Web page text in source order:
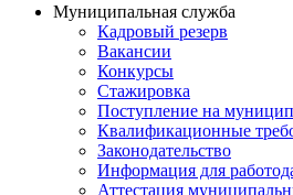
Муниципальная служба
Кадровый резерв
Вакансии
Конкурсы
Стажировка
Поступление на
Квалификационные
Законодательство
Информация для
Аттестация